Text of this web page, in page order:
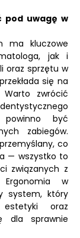
pod uwagę w
ma kluczowe
jak i
oraz sprzętu w
się na
Warto zwrócić
być
zabiegów.
co
— wszystko to
związanych z
Ergonomia w
system, który
oraz
dla sprawnie